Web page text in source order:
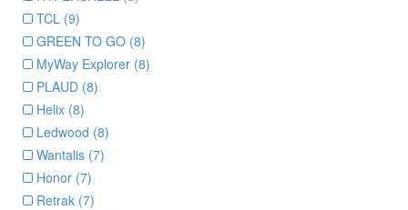
TCL (9)
GREEN TO GO (8)
MyWay Explorer (8)
PLAUD (8)
Helix (8)
Ledwood (8)
Wantalis (7)
Honor (7)
Retrak (7)